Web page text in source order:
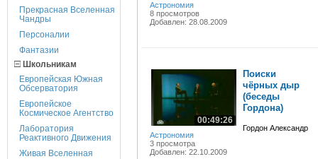
Прекрасная Вселенная
Чандры
Персоналии
Фантазии
Школьникам
Европейская Южная
Обсерватория
Европейское
Космическое Агентство
Лаборатория
Реактивного Движения
Живая Вселенная
Астрономия
8 просмотров
Добавлен: 28.08.2009
00:49:26
Астрономия
3 просмотра
Добавлен: 22.10.2009
Поиски
чёрных дыр
(беседы
Гордона)
Гордон Александр